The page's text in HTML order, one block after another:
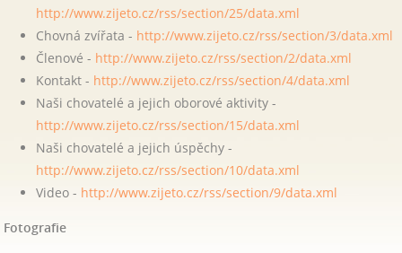
http://www.zijeto.cz/rss/section/25/data.xml
Chovná zvířata - http://www.zijeto.cz/rss/section/3/data.xml
Členové - http://www.zijeto.cz/rss/section/2/data.xml
Kontakt - http://www.zijeto.cz/rss/section/4/data.xml
Naši chovatelé a jejich oborové aktivity -
http://www.zijeto.cz/rss/section/15/data.xml
Naši chovatelé a jejich úspěchy -
http://www.zijeto.cz/rss/section/10/data.xml
Video - http://www.zijeto.cz/rss/section/9/data.xml
Fotografie